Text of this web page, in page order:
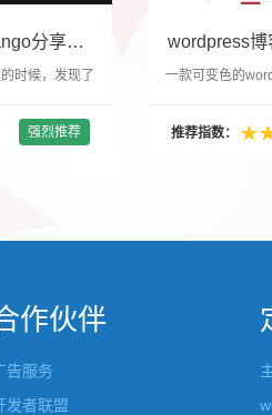
WordPress图片主题Mango分享，类朋友圈的博客主题
时候，发现了
。说它是图片
，总之就是这
强烈推荐
wordpress
一款可变色的
纯粹的写作博客
文章列表里的很
推荐指数：
作伙伴
告服务
发者联盟